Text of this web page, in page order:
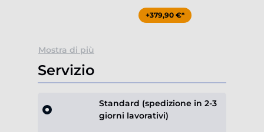
+379,90 €*
Mostra di più
Servizio
Standard (spedizione in 2-3
giorni lavorativi)